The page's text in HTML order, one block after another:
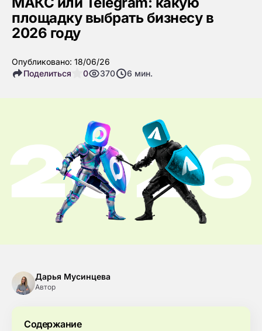
площадку выбрать бизнесу в
2026 году
Опубликовано: 18/06/26
Поделиться
0 370 6 мин.
Дарья Мусинцева
Автор
Содержание